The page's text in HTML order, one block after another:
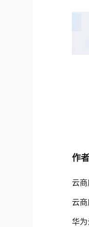
作
云
云
华